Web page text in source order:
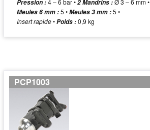
Pression :4 – 6 bar •2 Mandrins :Ø 3 – 6 mm •
Meules 6 mm :5 •Meules 3 mm :5 •
Insert rapide•Poids :0,9 kg
PCP1003